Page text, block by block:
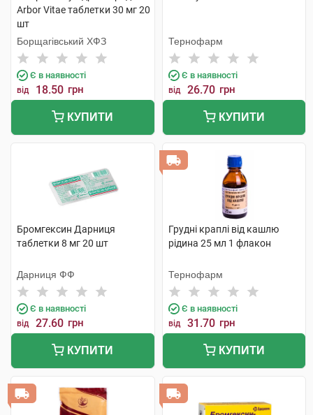
Arbor Vitae таблетки 30 мг 20
шт
Борщагівський ХФЗ
Є в наявності
від 18.50 грн
КУПИТИ
Тернофарм
Є в наявності
від 26.70 грн
КУПИТИ
Бромгексин Дарниця
таблетки 8 мг 20 шт
Дарниця ФФ
Є в наявності
від 27.60 грн
КУПИТИ
Грудні краплі від кашлю
рідина 25 мл 1 флакон
Тернофарм
Є в наявності
від 31.70 грн
КУПИТИ